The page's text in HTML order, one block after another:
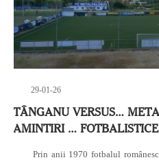
29-01-26
TÂNGANU VERSUS…
AMINTIRI …
Prin anii 1970 fotbalul românesc